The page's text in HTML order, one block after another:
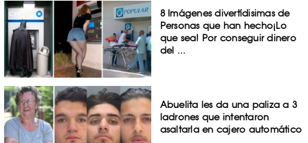
8 Imágenes divertídisimas de
Personas que han hecho¡Lo
que sea! Por conseguir dinero
del ...
Abuelita les da una paliza a 3
ladrones que intentaron
asaltarla en cajero automático